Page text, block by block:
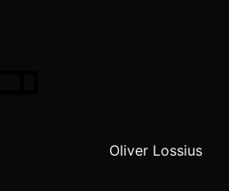
Oliver Lossius